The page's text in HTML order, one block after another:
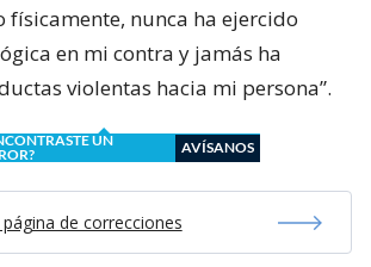
físicamente, nunca ha ejercido
en mi contra y jamás ha
violentas hacia mi persona”.
UN
AVÍSANOS
de correcciones